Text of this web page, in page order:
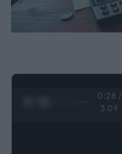
0:29 /
3:09